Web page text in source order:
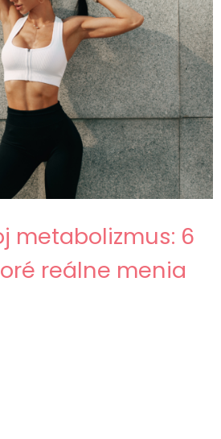
metabolizmus: 6
reálne menia